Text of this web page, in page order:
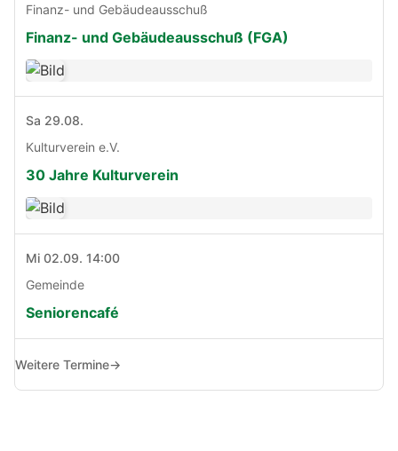
Finanz- und Gebäudeausschuß
Finanz- und Gebäudeausschuß (FGA)
Sa 29.08.
Kulturverein e.V.
30 Jahre Kulturverein
Mi 02.09. 14:00
Gemeinde
Seniorencafé
Weitere Termine→